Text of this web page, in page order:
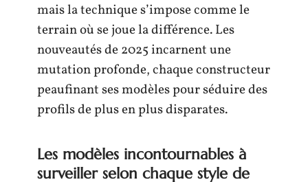
mais la technique s’impose comme le
terrain où se joue la différence. Les
nouveautés de 2025 incarnent une
mutation profonde, chaque constructeur
peaufinant ses modèles pour séduire des
profils de plus en plus disparates.
Les modèles incontournables à
surveiller selon chaque style de